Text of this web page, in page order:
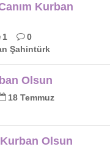
Kurban
1
0
Şahintürk
Olsun
18 Temmuz
Olsun